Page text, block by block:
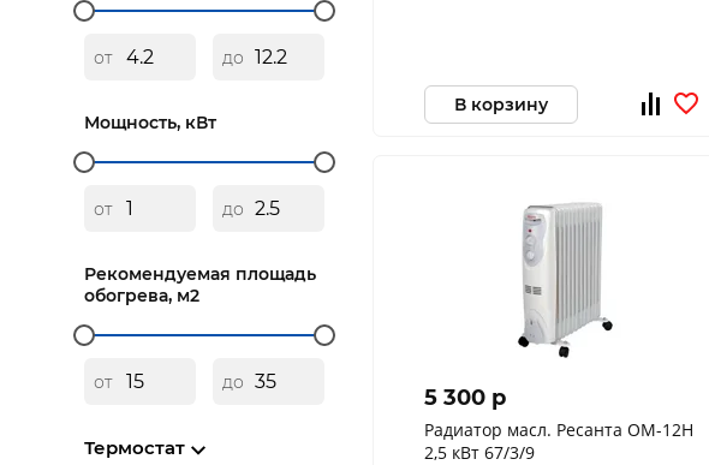
от до
Мощность, кВт
от до
Рекомендуемая площадь
обогрева, м2
от до
Термостат
В корзину
5 300 p
Радиатор масл. Ресанта ОМ-12Н
2,5 кВт 67/3/9